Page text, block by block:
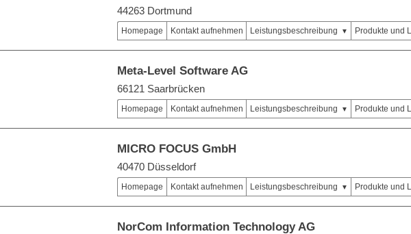
44263 Dortmund
Homepage Kontakt aufnehmen Leistungsbeschreibung Produkte und
Meta-Level Software AG
66121 Saarbrücken
Homepage Kontakt aufnehmen Leistungsbeschreibung Produkte und
MICRO FOCUS GmbH
40470 Düsseldorf
Homepage Kontakt aufnehmen Leistungsbeschreibung Produkte und
NorCom Information Technology AG